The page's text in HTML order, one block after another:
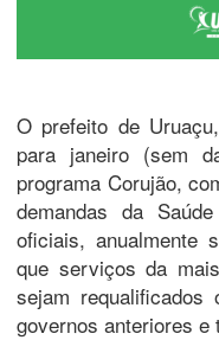
O prefeito de
para janeiro (sem
programa Corujão,
demandas da
oficiais, anualmente
que serviços da
sejam requalificados
governos anteriores e